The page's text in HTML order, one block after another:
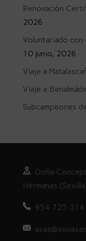
Renovación
2026
Voluntariado con
10 junio, 2026
Viaje a
Viaje a
Subcampeones
Doña
Hermanas
954 725 314